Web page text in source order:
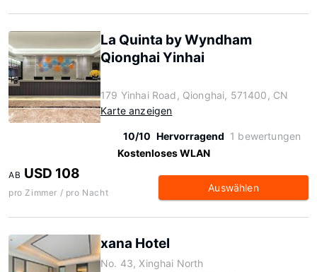
La Quinta by Wyndham
Qionghai Yinhai
179 Yinhai Road, Qionghai, 571400, CN
Karte anzeigen
10/10 Hervorragend 1 bewertungen
Kostenloses WLAN
AB USD 108
pro Zimmer / pro Nacht Auswählen
xana Hotel
No. 43, Xinghai North